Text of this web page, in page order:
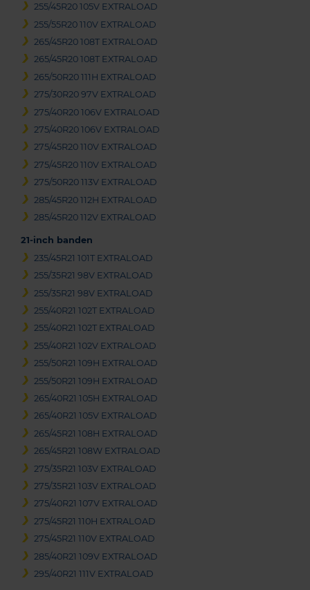
255/45R20 105V EXTRALOAD
255/55R20 110V EXTRALOAD
265/45R20 108T EXTRALOAD
265/45R20 108T EXTRALOAD
265/50R20 111H EXTRALOAD
275/30R20 97V EXTRALOAD
275/40R20 106V EXTRALOAD
275/40R20 106V EXTRALOAD
275/45R20 110V EXTRALOAD
275/45R20 110V EXTRALOAD
275/50R20 113V EXTRALOAD
285/45R20 112H EXTRALOAD
285/45R20 112V EXTRALOAD
21-inch banden
235/45R21 101T EXTRALOAD
255/35R21 98V EXTRALOAD
255/35R21 98V EXTRALOAD
255/40R21 102T EXTRALOAD
255/40R21 102T EXTRALOAD
255/40R21 102V EXTRALOAD
255/50R21 109H EXTRALOAD
255/50R21 109H EXTRALOAD
265/40R21 105H EXTRALOAD
265/40R21 105V EXTRALOAD
265/45R21 108H EXTRALOAD
265/45R21 108W EXTRALOAD
275/35R21 103V EXTRALOAD
275/35R21 103V EXTRALOAD
275/40R21 107V EXTRALOAD
275/45R21 110H EXTRALOAD
275/45R21 110V EXTRALOAD
285/40R21 109V EXTRALOAD
295/40R21 111V EXTRALOAD